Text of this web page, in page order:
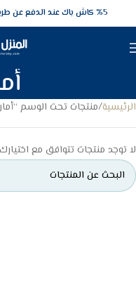
5‎% كاش باك عند الدفع عن طريق الفيزا البنكيه
الرئيسية منتجات تحت الوسم
لا توجد منتجات تتوافق مع